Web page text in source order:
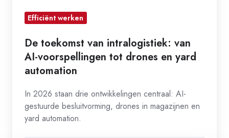
yard
automation
Efficiënt werken
De toekomst van intralogistiek: van
AI-voorspellingen tot drones en yard
automation
In 2026 staan drie ontwikkelingen centraal: AI-
gestuurde besluitvorming, drones in magazijnen en
yard automation.